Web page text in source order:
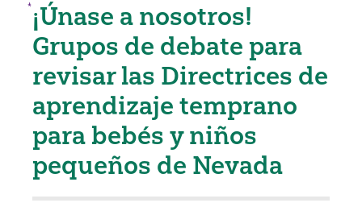
¡Únase a nosotros!
Grupos de debate para
revisar las Directrices de
aprendizaje temprano
para bebés y niños
pequeños de Nevada